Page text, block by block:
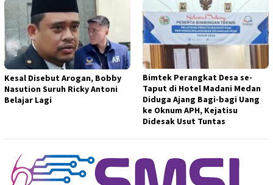
Kesal Disebut Arogan, Bobby
Nasution Suruh Ricky Antoni
Belajar Lagi
Bimtek Perangkat Desa se-
Taput di Hotel Madani Medan
Diduga Ajang Bagi-bagi Uang
ke Oknum APH, Kejatisu
Didesak Usut Tuntas